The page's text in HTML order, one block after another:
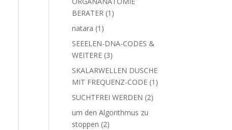
BERATER 1 1
natara 1 1
Produkt
SEEELEN-DNA-CODES &
WEITERE 33
Produkte
SKALARWELLEN DUSCHE
MIT FREQUENZ-CODE 1 1
SUCHTFREI WERDEN 22
um den Algorithmus zu
stoppen 22